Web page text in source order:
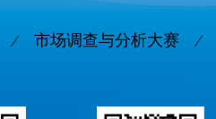
市场调查与分析大赛